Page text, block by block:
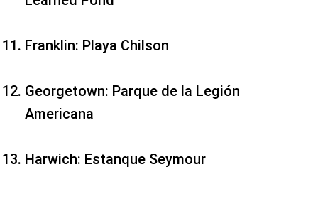
Franklin: Playa Chilson
Georgetown: Parque de la Legión
Americana
Harwich: Estanque Seymour